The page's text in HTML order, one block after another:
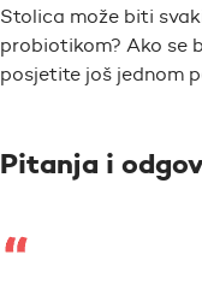
Stolica može biti
probiotikom? Ako se
posjetite još jednom
Pitanja i